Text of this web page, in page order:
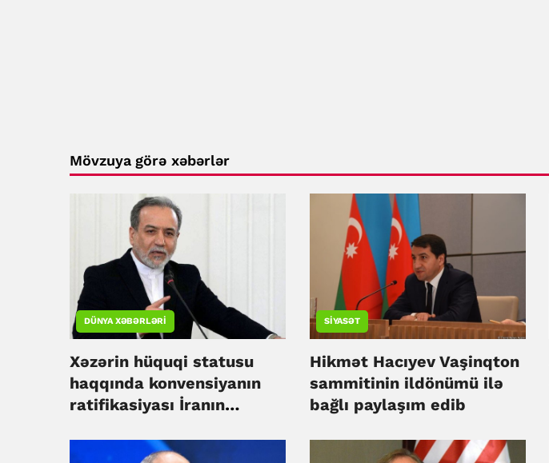
Mövzuya görə xəbərlər
DÜNYA XƏBƏRLƏRI
Xəzərin hüquqi statusu
haqqında konvensiyanın
ratifikasiyası İranın
SIYASƏT
Hikmət Hacıyev Vaşinqton
sammitinin ildönümü ilə
bağlı paylaşım edib